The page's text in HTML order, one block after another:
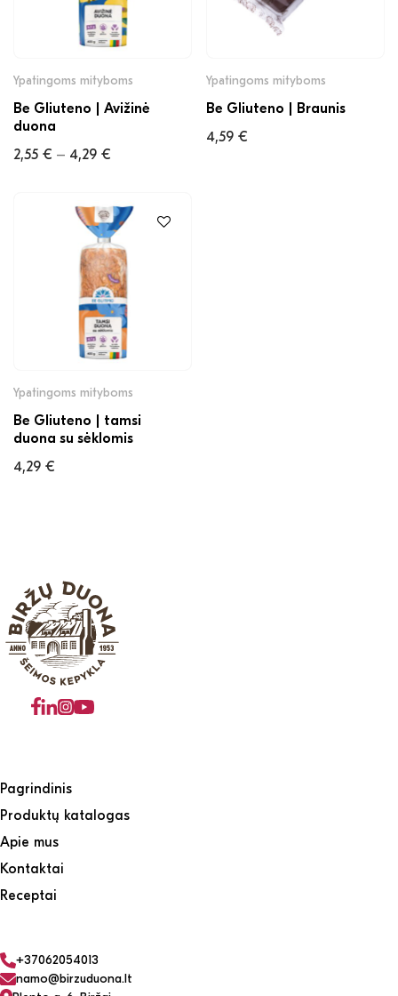
Ypatingoms mityboms
Be Gliuteno | Avižinė
duona
2,55 € – 4,29 €
Ypatingoms mityboms
Be Gliuteno | Braunis
4,59 €
Ypatingoms mityboms
Be Gliuteno | tamsi
duona su sėklomis
4,29 €
Pagrindinis
Produktų katalogas
Apie mus
Kontaktai
Receptai
+37062054013
namo@birzuduona.lt